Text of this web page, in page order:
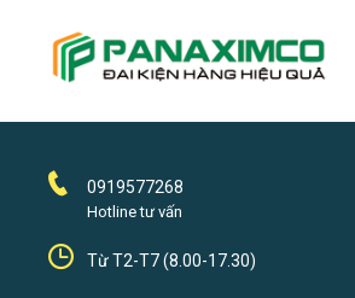
0919577268
Hotline tư vấn
Từ T2-T7 (8.00-17.30)